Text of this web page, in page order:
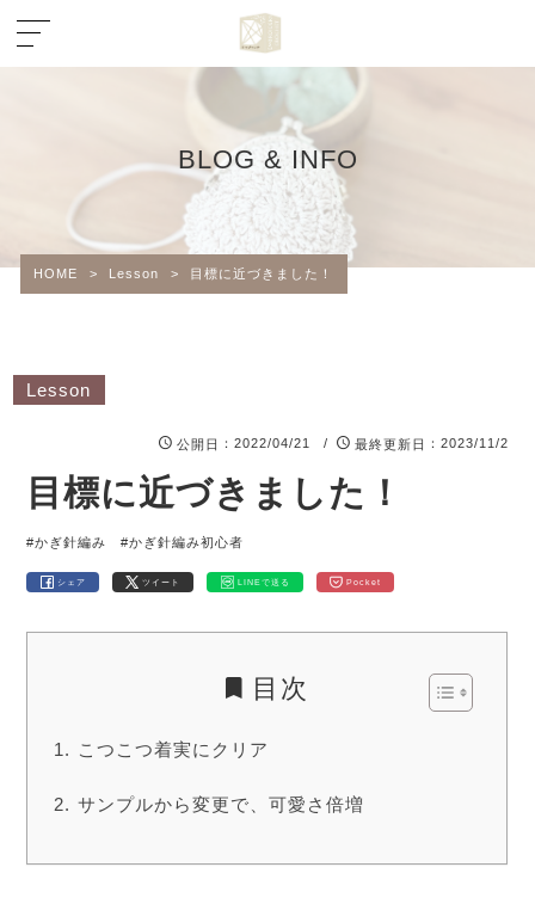
BLOG & INFO
HOME > Lesson > 目標に近づきました！
Lesson
公開日 ：2022/04/21 / 最終更新日 ：2023/11/2
目標に近づきました！
#かぎ針編み #かぎ針編み初心者
シェア ツイート LINEで送る Pocket
目次
こつこつ着実にクリア
サンプルから変更で、可愛さ倍増